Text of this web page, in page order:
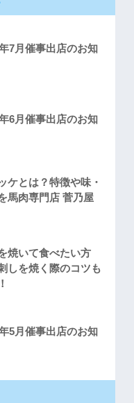
7月催事出店のお知
6月催事出店のお知
ケとは？特徴や味・
馬肉専門店 菅乃屋
焼いて食べたい方
しを焼く際のコツも
5月催事出店のお知